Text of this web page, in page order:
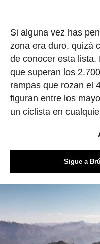
Si alguna vez has
zona era duro, quizá
de conocer esta
que superan los
rampas que rozan el
figuran entre los
un ciclista en
Sigue a